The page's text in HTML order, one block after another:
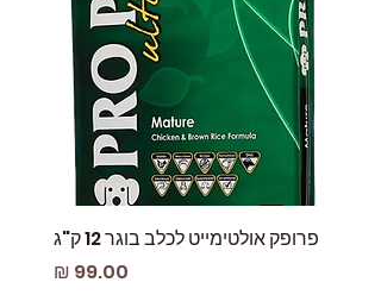
פרופק אולטימייט לכלב בוגר 12 ק"ג
מחיר